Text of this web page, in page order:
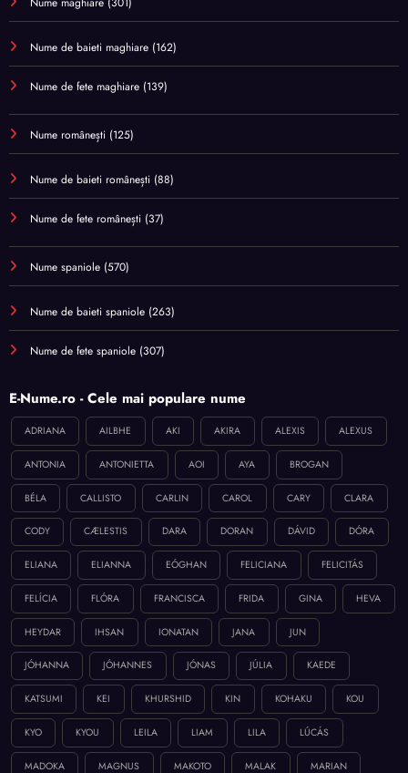
Nume de baieti maghiare (162)
Nume de fete maghiare (139)
Nume românești (125)
Nume de baieti românești (88)
Nume de fete românești (37)
Nume spaniole (570)
Nume de baieti spaniole (263)
Nume de fete spaniole (307)
E-Nume.ro - Cele mai populare nume
ADRIANA AILBHE AKI AKIRA ALEXIS ALEXUS
ANTONIA ANTONIETTA AOI AYA BROGAN
BÉLA CALLISTO CARLIN CAROL CARY CLARA
CODY CÆLESTIS DARA DORAN DÁVID DÓRA
ELIANA ELIANNA EÓGHAN FELICIANA FELICITÁS
FELÍCIA FLÓRA FRANCISCA FRIDA GINA HEVA
HEYDAR IHSAN IONATAN JANA JUN
JÓHANNA JÓHANNES JÓNAS JÚLIA KAEDE
KATSUMI KEI KHURSHID KIN KOHAKU KOU
KYO KYOU LEILA LIAM LILA LÚCÁS
MADOKA MAGNUS MAKOTO MALAK MARIAN